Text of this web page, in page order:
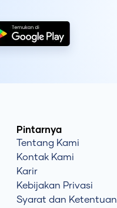
Pintarnya
Tentang Kami
Kontak Kami
Karir
Kebijakan Privasi
Syarat dan Ketentuan